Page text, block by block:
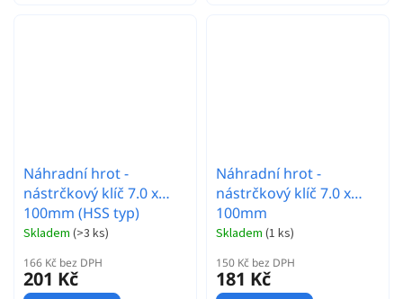
Náhradní hrot -
nástrčkový klíč 7.0 x
100mm (HSS typ)
Skladem (>3 ks)
166 Kč bez DPH
201 Kč
Náhradní hrot -
nástrčkový klíč 7.0 x
100mm
Skladem (1 ks)
150 Kč bez DPH
181 Kč